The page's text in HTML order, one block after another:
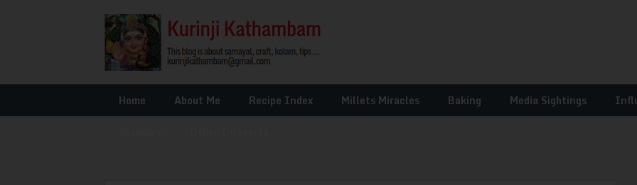
Home About Me Recipe Index Millets Miracles Baking Media Sightings